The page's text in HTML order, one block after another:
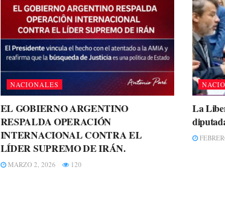
NACIONALES
EL GOBIERNO ARGENTINO
RESPALDA OPERACIÓN
INTERNACIONAL CONTRA EL
LÍDER SUPREMO DE IRÁN.
MARZO 2, 2026 120
La